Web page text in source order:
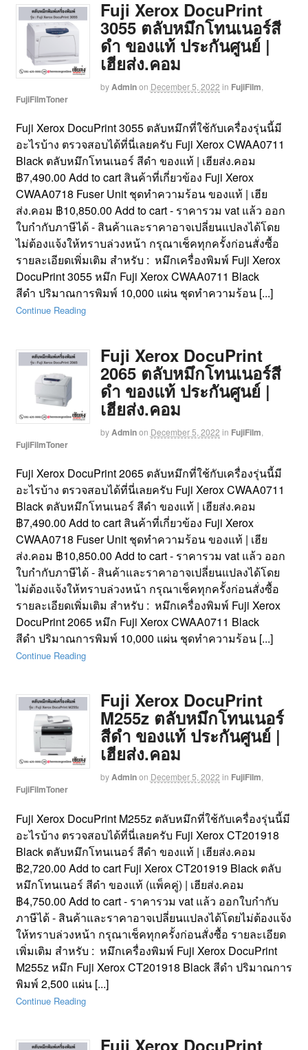
Fuji Xerox DocuPrint
3055 ตลับหมึกโทนเนอร์สี
ดำ ของแท้ ประกันศูนย์ |
เฮียส่ง.คอม
byAdminon December 5, 2022 in FujiFilm
FujiFilmToner
Fuji Xerox DocuPrint 3055 ตลับหมึกที่ใช้กับเครื่องรุ่นนี้มี
อะไรบ้าง ตรวจสอบได้ที่นี่เลยครับ Fuji Xerox CWAA0711
Black ตลับหมึกโทนเนอร์ สีดำ ของแท้ | เฮียส่ง.คอม
฿7,490.00 Add to cart สินค้าที่เกี่ยวข้อง Fuji Xerox
CWAA0718 Fuser Unit ชุดทำความร้อน ของแท้ | เฮีย
ส่ง.คอม ฿10,850.00 Add to cart - ราคารวม vat แล้ว ออก
ใบกำกับภาษีได้ - สินค้าและราคาอาจเปลี่ยนแปลงได้โดย
ไม่ต้องแจ้งให้ทราบล่วงหน้า กรุณาเช็คทุกครั้งก่อนสั่งซื้อ
รายละเอียดเพิ่มเติม สำหรับ : หมึกเครื่องพิมพ์ Fuji Xerox
DocuPrint 3055 หมึก Fuji Xerox CWAA0711 Black
สีดำ ปริมาณการพิมพ์ 10,000 แผ่น ชุดทำความร้อน [...]
Continue Reading
Fuji Xerox DocuPrint
2065 ตลับหมึกโทนเนอร์สี
ดำ ของแท้ ประกันศูนย์ |
เฮียส่ง.คอม
byAdminon December 5, 2022 in FujiFilm
FujiFilmToner
Fuji Xerox DocuPrint 2065 ตลับหมึกที่ใช้กับเครื่องรุ่นนี้มี
อะไรบ้าง ตรวจสอบได้ที่นี่เลยครับ Fuji Xerox CWAA0711
Black ตลับหมึกโทนเนอร์ สีดำ ของแท้ | เฮียส่ง.คอม
฿7,490.00 Add to cart สินค้าที่เกี่ยวข้อง Fuji Xerox
CWAA0718 Fuser Unit ชุดทำความร้อน ของแท้ | เฮีย
ส่ง.คอม ฿10,850.00 Add to cart - ราคารวม vat แล้ว ออก
ใบกำกับภาษีได้ - สินค้าและราคาอาจเปลี่ยนแปลงได้โดย
ไม่ต้องแจ้งให้ทราบล่วงหน้า กรุณาเช็คทุกครั้งก่อนสั่งซื้อ
รายละเอียดเพิ่มเติม สำหรับ : หมึกเครื่องพิมพ์ Fuji Xerox
DocuPrint 2065 หมึก Fuji Xerox CWAA0711 Black
สีดำ ปริมาณการพิมพ์ 10,000 แผ่น ชุดทำความร้อน [...]
Continue Reading
Fuji Xerox DocuPrint
M255z ตลับหมึกโทนเนอร์
สีดำ ของแท้ ประกันศูนย์ |
เฮียส่ง.คอม
byAdminon December 5, 2022 in FujiFilm,
FujiFilmToner
Fuji Xerox DocuPrint M255z ตลับหมึกที่ใช้กับเครื่องรุ่นนี้มี
อะไรบ้าง ตรวจสอบได้ที่นี่เลยครับ Fuji Xerox CT201918
Black ตลับหมึกโทนเนอร์ สีดำ ของแท้ | เฮียส่ง.คอม
฿2,720.00 Add to cart Fuji Xerox CT201919 Black ตลับ
หมึกโทนเนอร์ สีดำ ของแท้ (แพ็คคู่) | เฮียส่ง.คอม
฿4,750.00 Add to cart - ราคารวม vat แล้ว ออกใบกำกับ
ภาษีได้ - สินค้าและราคาอาจเปลี่ยนแปลงได้โดยไม่ต้องแจ้ง
ให้ทราบล่วงหน้า กรุณาเช็คทุกครั้งก่อนสั่งซื้อ รายละเอียด
เพิ่มเติม สำหรับ : หมึกเครื่องพิมพ์ Fuji Xerox DocuPrint
M255z หมึก Fuji Xerox CT201918 Black สีดำ ปริมาณการ
พิมพ์ 2,500 แผ่น [...]
Continue Reading
Fuji Xerox DocuPrint